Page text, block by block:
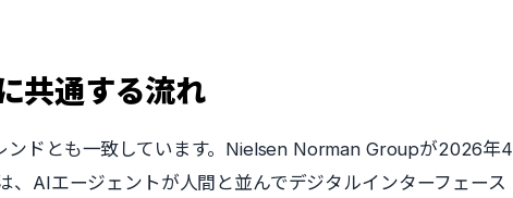
共通する流れ
ンドとも一致しています。Nielsen Norman Groupが2026年4
AIエージェントが人間と並んでデジタルインターフェース